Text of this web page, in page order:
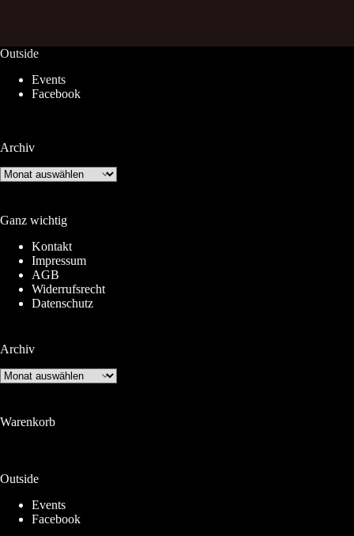
Outside
Events
Facebook
Archiv
Archiv
Ganz wichtig
Kontakt
Impressum
AGB
Widerrufsrecht
Datenschutz
Archiv
Archiv
Warenkorb
Outside
Events
Facebook